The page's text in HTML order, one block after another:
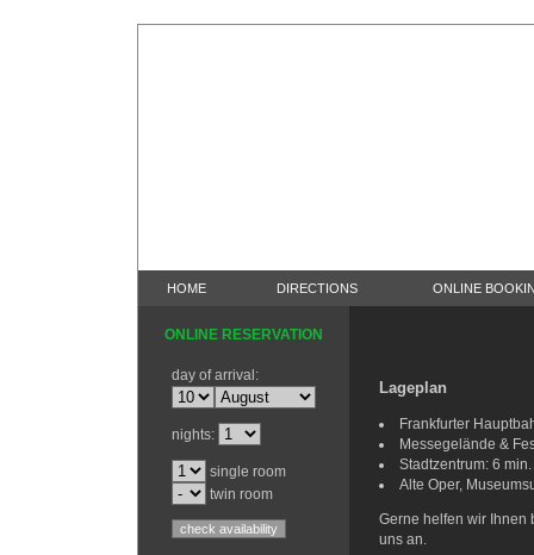
HOME DIRECTIONS ONLINE
ONLINE RESERVATION
day of arrival:
nights:
single room
twin room
Lageplan
Frankfurter
Messegelände &
Stadtzentrum: 6 min.
Alte Oper,
Gerne helfen wir Ihnen
uns an.